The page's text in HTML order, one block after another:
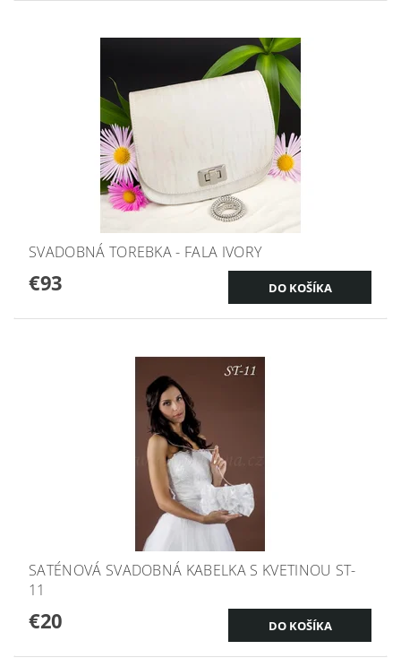
SVADOBNÁ TOREBKA - FALA IVORY
€93
SATÉNOVÁ SVADOBNÁ KABELKA S KVETINOU ST-
11
€20